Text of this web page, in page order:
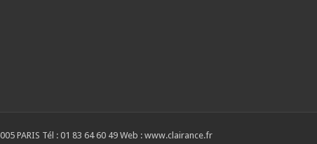
PARIS Tél : 01 83 64 60 49 Web : www.clairance.fr